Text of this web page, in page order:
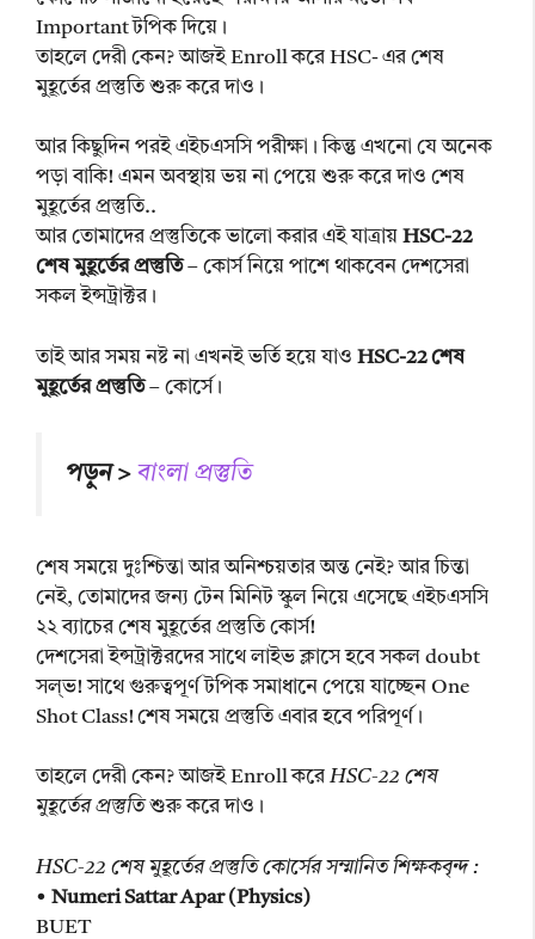
Important টপিক দিয়ে।
তাহলে দেরী কেন? আজই Enroll করে HSC- এর শেষ
মুহূর্তের প্রস্তুতি শুরু করে দাও।
আর কিছুদিন পরই এইচএসসি পরীক্ষা। কিন্তু এখনো যে অনেক
পড়া বাকি! এমন অবস্থায় ভয় না পেয়ে শুরু করে দাও শেষ
মুহূর্তের প্রস্তুতি..
আর তোমাদের প্রস্তুতিকে ভালো করার এই যাত্রায় HSC-22
শেষ মুহূর্তের প্রস্তুতি– কোর্স নিয়ে পাশে থাকবেন দেশসেরা
সকল ইন্সট্রাক্টর।
তাই আর সময় নষ্ট না এখনই ভর্তি হয়ে যাও HSC-22 শেষ
মুহূর্তের প্রস্তুতি– কোর্সে।
পড়ুন > বাংলা প্রস্তুতি
শেষ সময়ে দুঃশ্চিন্তা আর অনিশ্চয়তার অন্ত নেই? আর চিন্তা
নেই, তোমাদের জন্য টেন মিনিট স্কুল নিয়ে এসেছে এইচএসসি
২২ ব্যাচের শেষ মুহূর্তের প্রস্তুতি কোর্স!
দেশসেরা ইন্সট্রাক্টরদের সাথে লাইভ ক্লাসে হবে সকল doubt
সল্ভ! সাথে গুরুত্বপূর্ণ টপিক সমাধানে পেয়ে যাচ্ছেন One
Shot Class! শেষ সময়ে প্রস্তুতি এবার হবে পরিপূর্ণ।
তাহলে দেরী কেন? আজই Enroll করে HSC-22 শেষ
মুহূর্তের প্রস্তুতিশুরু করে দাও।
HSC-22 শেষ মুহূর্তের প্রস্তুতি কোর্সের সম্মানিত শিক্ষকবৃন্দ :
• Numeri Sattar Apar (Physics)
BUET